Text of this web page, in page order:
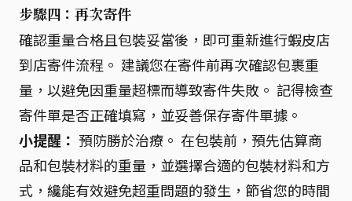
步驟四：再次寄件
確認重量合格且包裝妥當後，即可重新進行蝦皮店
到店寄件流程。 建議您在寄件前再次確認包裹重
量，以避免因重量超標而導致寄件失敗。 記得檢查
寄件單是否正確填寫，並妥善保存寄件單據。
小提醒： 預防勝於治療。 在包裝前，預先估算商
品和包裝材料的重量，並選擇合適的包裝材料和方
式，纔能有效避免超重問題的發生，節省您的時間